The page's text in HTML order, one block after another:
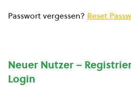
Passwort vergessen? Reset
Neuer Nutzer –
Login